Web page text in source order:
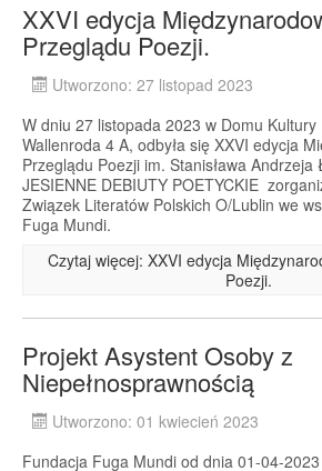
XXVI edycja
Przeglądu Poezji.
Utworzono: 27 listopad 2023
W dniu 27 listopada 2023 w Domu
Wallenroda 4 A, odbyła się XXVI edycja
Przeglądu Poezji im. Stanisława Andrzeja
JESIENNE DEBIUTY POETYCKIE
Związek Literatów Polskich O/Lublin we
Fuga Mundi.
Czytaj więcej: XXVI edycja
Poezji.
Projekt Asystent Osoby z
Niepełnosprawnością
Utworzono: 01 kwiecień 2023
Fundacja Fuga Mundi od dnia 01-04-